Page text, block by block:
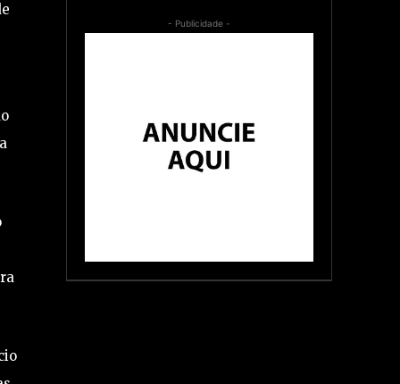
- Publicidade -